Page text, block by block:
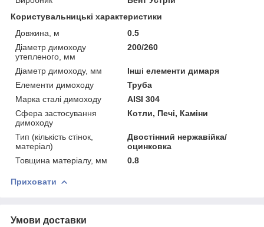
Користувальницькі характеристики
Довжина, м
0.5
Діаметр димоходу
утепленого, мм
200/260
Діаметр димоходу, мм
Інші елементи димаря
Елементи димоходу
Труба
Марка сталі димоходу
AISI 304
Сфера застосування
димоходу
Котли, Печі, Каміни
Тип (кількість стінок,
матеріал)
Двостінний нержавійка/
оцинковка
Товщина матеріалу, мм
0.8
Приховати
Умови доставки